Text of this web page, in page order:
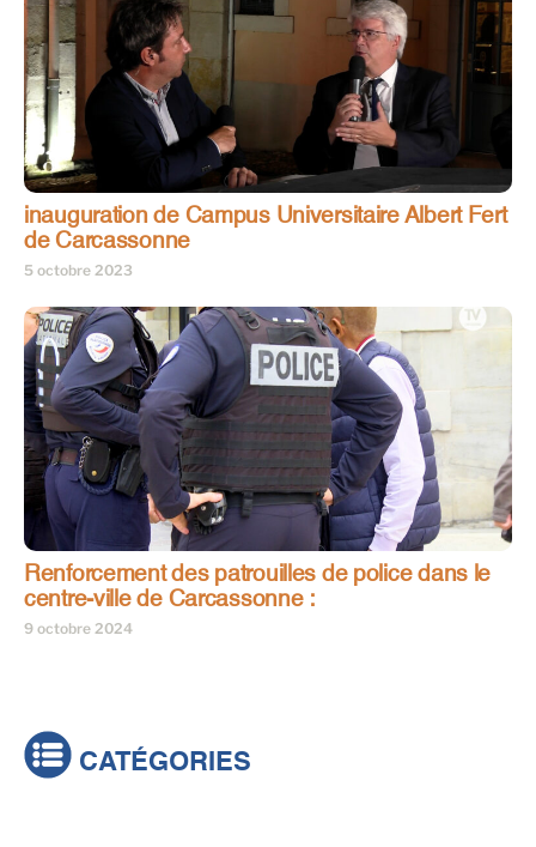
inauguration de Campus Universitaire Albert Fert
de Carcassonne
5 octobre 2023
Renforcement des patrouilles de police dans le
centre-ville de Carcassonne :
9 octobre 2024
CATÉGORIES